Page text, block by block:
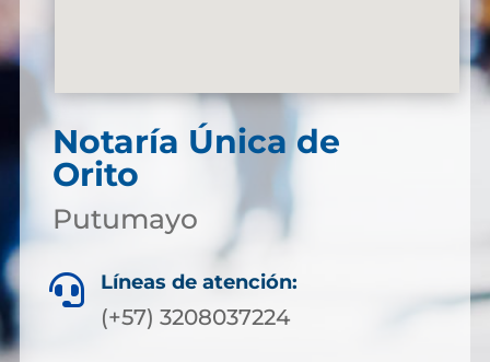
Notaría Única de
Orito
Putumayo
 Líneas de atención:
(+57) 3208037224